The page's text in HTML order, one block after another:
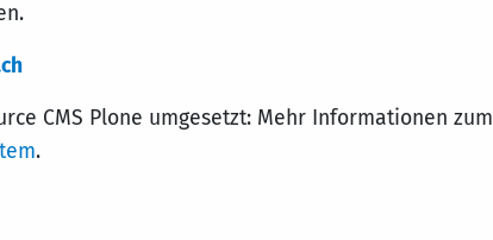
CMS Plone umgesetzt: Mehr Informationen zum
.